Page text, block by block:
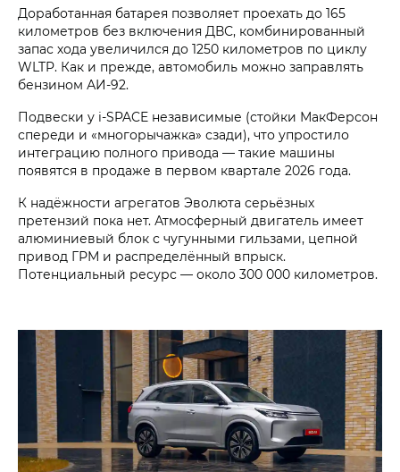
Доработанная батарея позволяет проехать до 165
километров без включения ДВС, комбинированный
запас хода увеличился до 1250 километров по циклу
WLTP. Как и прежде, автомобиль можно заправлять
бензином АИ-92.
Подвески у i‑SPACE независимые (стойки МакФерсон
спереди и «многорычажка» сзади), что упростило
интеграцию полного привода — такие машины
появятся в продаже в первом квартале 2026 года.
К надёжности агрегатов Эволюта серьёзных
претензий пока нет. Атмосферный двигатель имеет
алюминиевый блок с чугунными гильзами, цепной
привод ГРМ и распределённый впрыск.
Потенциальный ресурс — около 300 000 километров.